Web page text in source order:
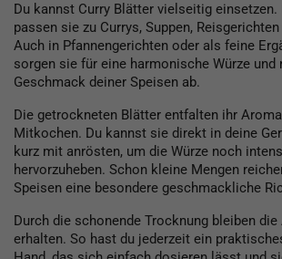
Du kannst Curry Blätter vielseitig einsetzen.
passen sie zu Currys, Suppen,
Auch in Pfannengerichten oder als feine
sorgen sie für eine harmonische Würze und
Geschmack deiner Speisen ab.
Die getrockneten Blätter entfalten ihr
Mitkochen. Du kannst sie direkt in deine
kurz mit anrösten, um die Würze noch
hervorzuheben. Schon kleine Mengen
Speisen eine besondere geschmackliche
Durch die schonende Trocknung bleiben
erhalten. So hast du jederzeit ein